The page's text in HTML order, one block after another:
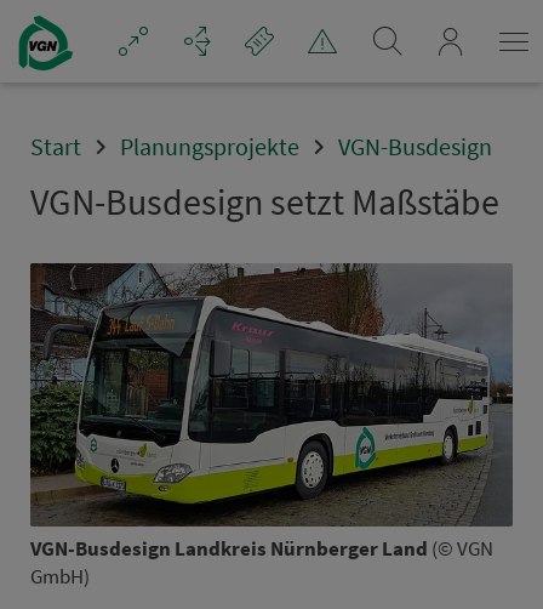
Navigation überspringen
Start Planungsprojekte VGN-Busdesign
VGN-Busdesign setzt Maßstäbe
VGN-Busdesign Land­kreis Nürn­berger Land (© VGN
GmbH)